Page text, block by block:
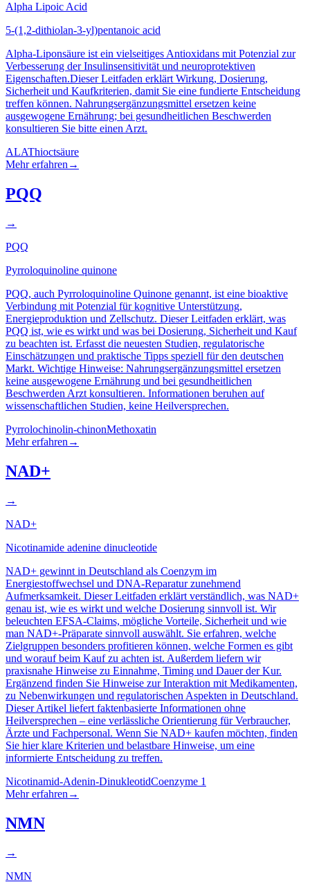
Alpha Lipoic Acid
5-(1,2-dithiolan-3-yl)pentanoic acid
Alpha-Liponsäure ist ein vielseitiges Antioxidans mit Potenzial zur
Verbesserung der Insulinsensitivität und neuroprotektiven
Eigenschaften.Dieser Leitfaden erklärt Wirkung, Dosierung,
Sicherheit und Kaufkriterien, damit Sie eine fundierte Entscheidung
treffen können. Nahrungsergänzungsmittel ersetzen keine
ausgewogene Ernährung; bei gesundheitlichen Beschwerden
konsultieren Sie bitte einen Arzt.
ALAThioctsäure
Mehr erfahren →
PQQ
→
PQQ
Pyrroloquinoline quinone
PQQ, auch Pyrroloquinoline Quinone genannt, ist eine bioaktive
Verbindung mit Potenzial für kognitive Unterstützung,
Energieproduktion und Zellschutz. Dieser Leitfaden erklärt, was
PQQ ist, wie es wirkt und was bei Dosierung, Sicherheit und Kauf
zu beachten ist. Erfasst die neuesten Studien, regulatorische
Einschätzungen und praktische Tipps speziell für den deutschen
Markt. Wichtige Hinweise: Nahrungsergänzungsmittel ersetzen
keine ausgewogene Ernährung und bei gesundheitlichen
Beschwerden Arzt konsultieren. Informationen beruhen auf
wissenschaftlichen Studien, keine Heilversprechen.
Pyrrolochinolin-chinonMethoxatin
Mehr erfahren →
NAD+
→
NAD+
Nicotinamide adenine dinucleotide
NAD+ gewinnt in Deutschland als Coenzym im
Energiestoffwechsel und DNA-Reparatur zunehmend
Aufmerksamkeit. Dieser Leitfaden erklärt verständlich, was NAD+
genau ist, wie es wirkt und welche Dosierung sinnvoll ist. Wir
beleuchten EFSA-Claims, mögliche Vorteile, Sicherheit und wie
man NAD+-Präparate sinnvoll auswählt. Sie erfahren, welche
Zielgruppen besonders profitieren können, welche Formen es gibt
und worauf beim Kauf zu achten ist. Außerdem liefern wir
praxisnahe Hinweise zu Einnahme, Timing und Dauer der Kur.
Ergänzend finden Sie Hinweise zur Interaktion mit Medikamenten,
zu Nebenwirkungen und regulatorischen Aspekten in Deutschland.
Dieser Artikel liefert faktenbasierte Informationen ohne
Heilversprechen – eine verlässliche Orientierung für Verbraucher,
Ärzte und Fachpersonal. Wenn Sie NAD+ kaufen möchten, finden
Sie hier klare Kriterien und belastbare Hinweise, um eine
informierte Entscheidung zu treffen.
Nicotinamid-Adenin-DinukleotidCoenzyme 1
Mehr erfahren →
NMN
→
NMN